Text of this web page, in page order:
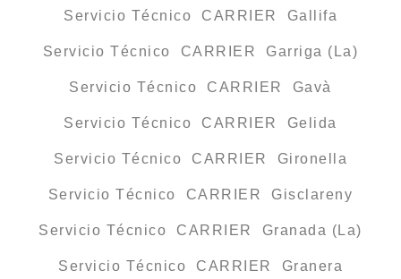
Servicio Técnico CARRIER Gallifa
Servicio Técnico CARRIER Garriga (La)
Servicio Técnico CARRIER Gavà
Servicio Técnico CARRIER Gelida
Servicio Técnico CARRIER Gironella
Servicio Técnico CARRIER Gisclareny
Servicio Técnico CARRIER Granada (La)
Servicio Técnico CARRIER Granera